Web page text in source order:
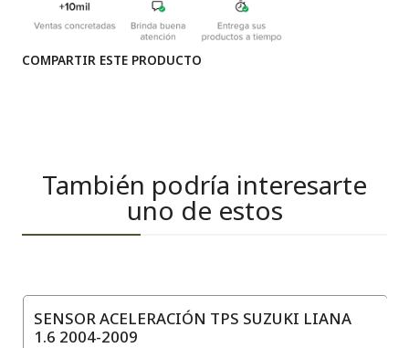
COMPARTIR ESTE PRODUCTO
También podría interesarte
uno de estos
SENSOR ACELERACIÓN TPS SUZUKI LIANA
1.6 2004-2009